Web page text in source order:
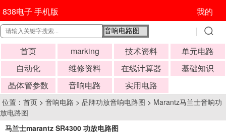
838电子 手机版 我的
首页 marking 技术资料
单元电路
自动化
维修资料 在线计算器
基础知识
晶体管参数
音响电路 实用电路
位置： 首页 > 音响电路 > 品牌功放音响电路图 > Marantz马兰士音响功
放电路图
马兰士marantz SR4300 功放电路图